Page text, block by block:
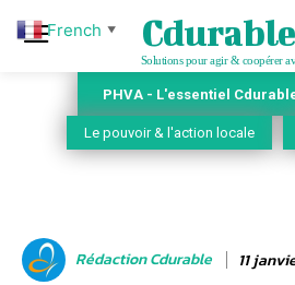
Solutions pour agir & coopérer
PHVA - L'essentiel
Le pouvoir & l'action locale
Rédaction Cdurable 11
French ▼